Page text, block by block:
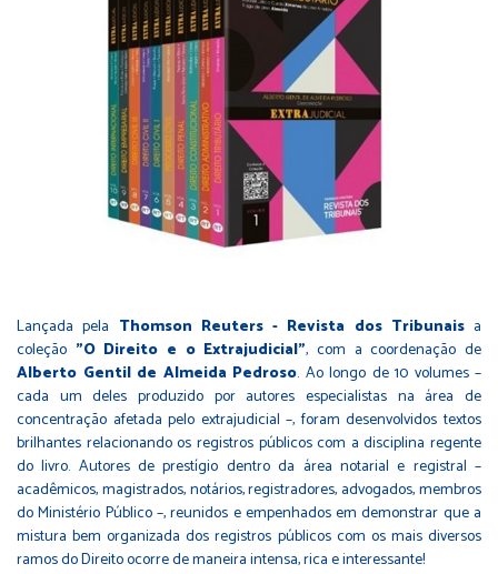
Lançada pela Thomson Reuters - Revista dos Tribunaisa
coleção "O Direito e o Extrajudicial", com a coordenação de
Alberto Gentil de Almeida Pedroso. Ao longo de 10 volumes –
cada um deles produzido por autores especialistas na área de
concentração afetada pelo extrajudicial –, foram desenvolvidos textos
brilhantes relacionando os registros públicos com a disciplina regente
do livro. Autores de prestígio dentro da área notarial e registral –
acadêmicos, magistrados, notários, registradores, advogados, membros
do Ministério Público –, reunidos e empenhados em demonstrar que a
mistura bem organizada dos registros públicos com os mais diversos
ramos do Direito ocorre de maneira intensa, rica e interessante!